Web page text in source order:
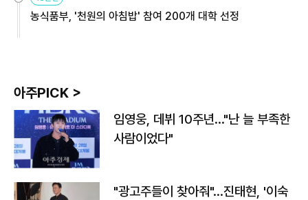
농식품부, '천원의 아침밥' 참여 200개 대학 선정
아주PICK >
임영웅, 데뷔 10주년…"난 늘 부족한
사람이었다"
"광고주들이 찾아줘"…진태현, '이숙